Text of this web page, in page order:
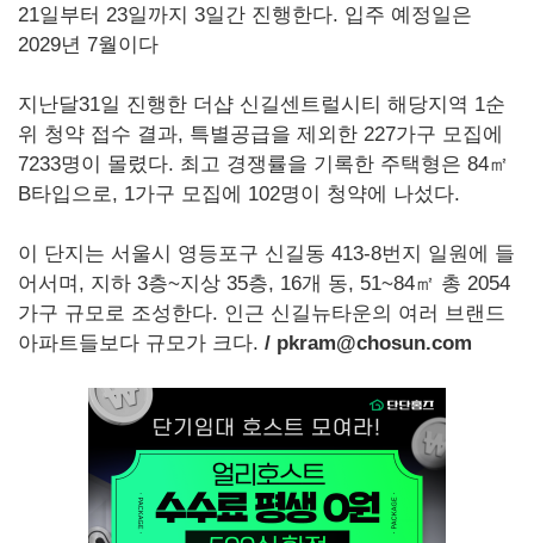
21일부터 23일까지 3일간 진행한다. 입주 예정일은
2029년 7월이다
지난달31일 진행한 더샵 신길센트럴시티 해당지역 1순
위 청약 접수 결과, 특별공급을 제외한 227가구 모집에
7233명이 몰렸다. 최고 경쟁률을 기록한 주택형은 84㎡
B타입으로, 1가구 모집에 102명이 청약에 나섰다.
이 단지는 서울시 영등포구 신길동 413-8번지 일원에 들
어서며, 지하 3층~지상 35층, 16개 동, 51~84㎡ 총 2054
가구 규모로 조성한다. 인근 신길뉴타운의 여러 브랜드
아파트들보다 규모가 크다. / pkram@chosun.com